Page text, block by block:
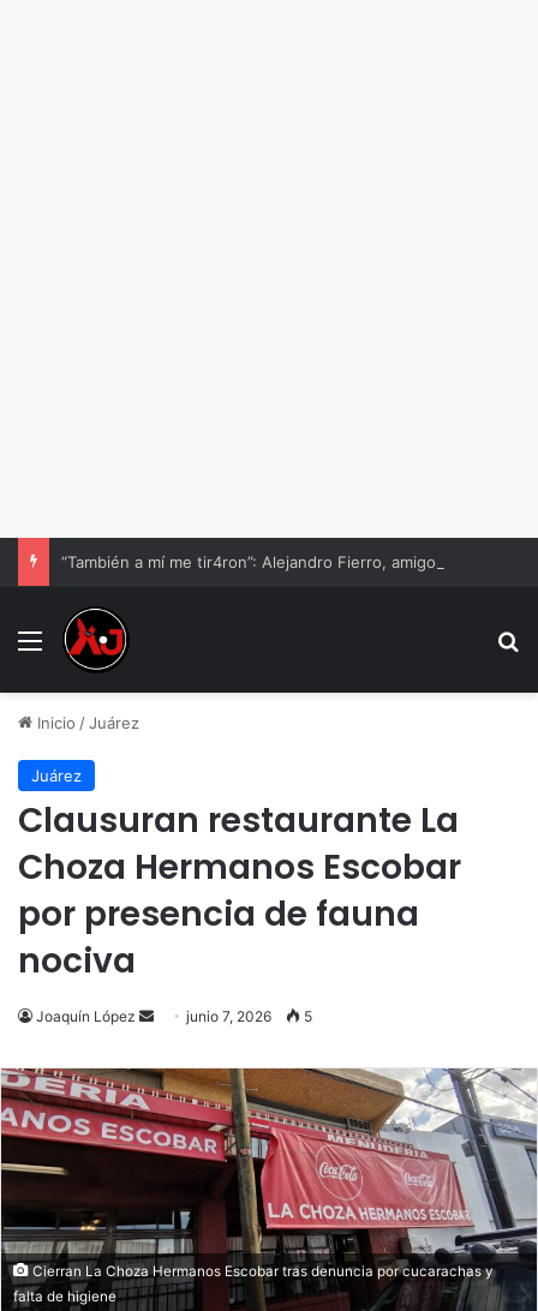
Menu
Inicio /Juárez
Juárez
Clausuran restaurante La
Choza Hermanos Escobar
por presencia de fauna
nociva
Joaquín López
Send
email
junio 7, 2026 5
Cierran La Choza Hermanos Escobar tras denuncia por cucarachas y
falta de higiene